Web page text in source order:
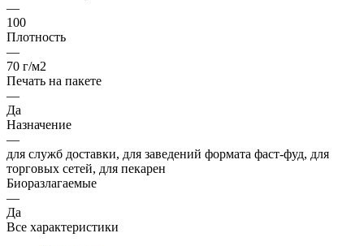
—
100
Плотность
—
70 г/м2
Печать на пакете
—
Да
Назначение
—
для служб доставки, для заведений формата фаст-фуд, для
торговых сетей, для пекарен
Биоразлагаемые
—
Да
Все характеристики